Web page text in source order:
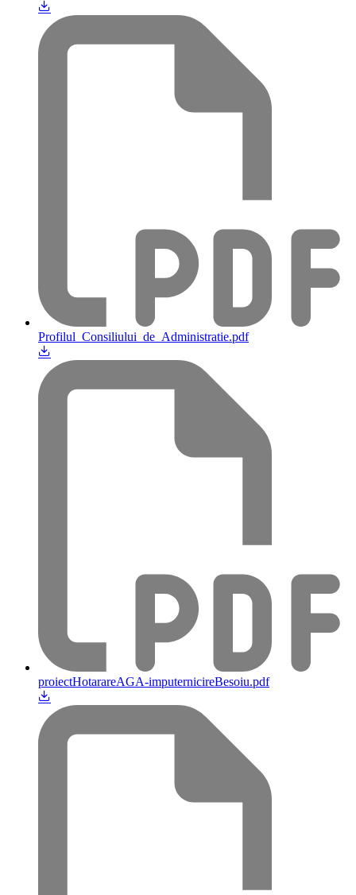
Profilul_Consiliului_de_Administratie.pdf
proiectHotarareAGA-imputernicireBesoiu.pdf